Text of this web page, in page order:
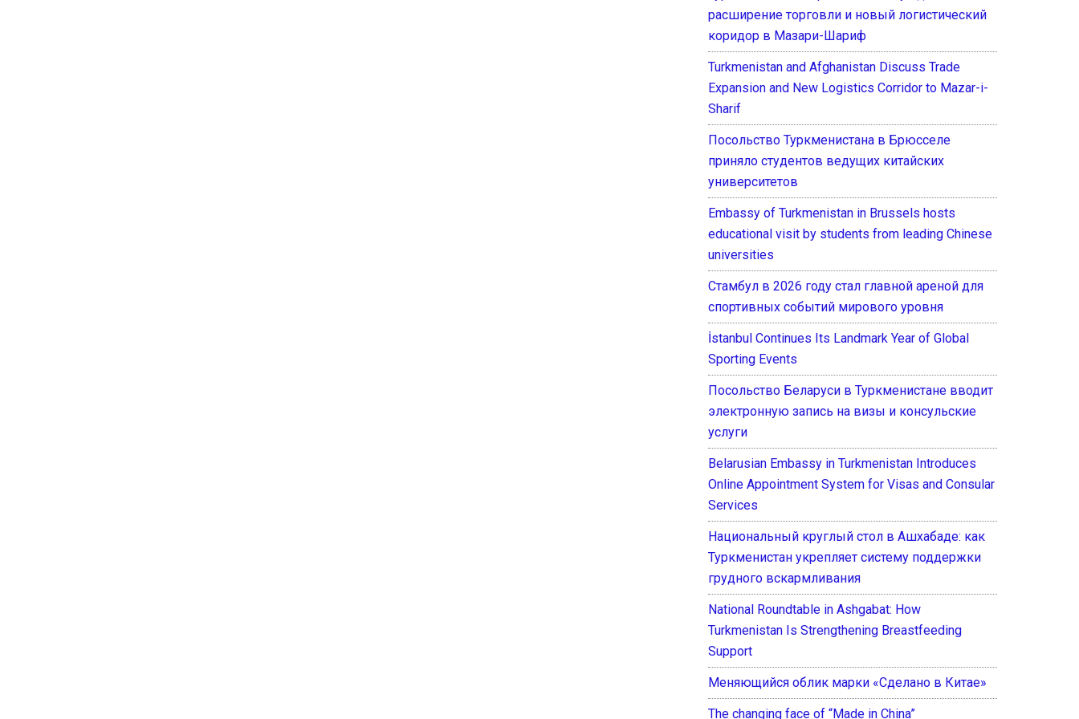
расширение торговли и новый логистический
коридор в Мазари-Шариф
Turkmenistan and Afghanistan Discuss Trade
Expansion and New Logistics Corridor to Mazar-i-
Sharif
Посольство Туркменистана в Брюсселе
приняло студентов ведущих китайских
университетов
Embassy of Turkmenistan in Brussels hosts
educational visit by students from leading Chinese
universities
Стамбул в 2026 году стал главной ареной для
спортивных событий мирового уровня
İstanbul Continues Its Landmark Year of Global
Sporting Events
Посольство Беларуси в Туркменистане вводит
электронную запись на визы и консульские
услуги
Belarusian Embassy in Turkmenistan Introduces
Online Appointment System for Visas and Consular
Services
Национальный круглый стол в Ашхабаде: как
Туркменистан укрепляет систему поддержки
грудного вскармливания
National Roundtable in Ashgabat: How
Turkmenistan Is Strengthening Breastfeeding
Support
Меняющийся облик марки «Сделано в Китае»
The changing face of “Made in China”